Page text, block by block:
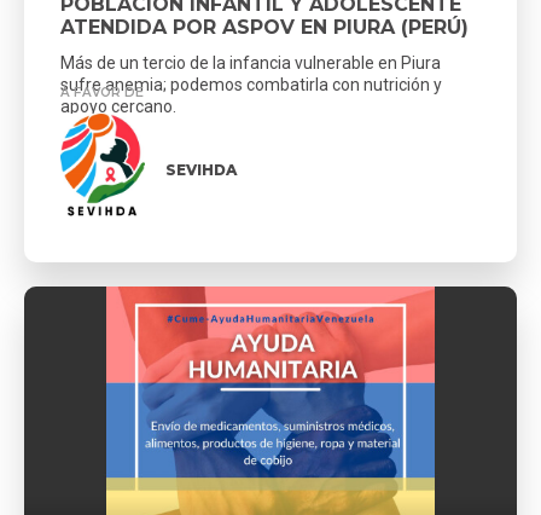
ATENDIDA POR ASPOV EN PIURA (PERÚ)
Más de un tercio de la infancia vulnerable en Piura
sufre anemia; podemos combatirla con nutrición y
apoyo cercano.
A FAVOR DE
SEVIHDA